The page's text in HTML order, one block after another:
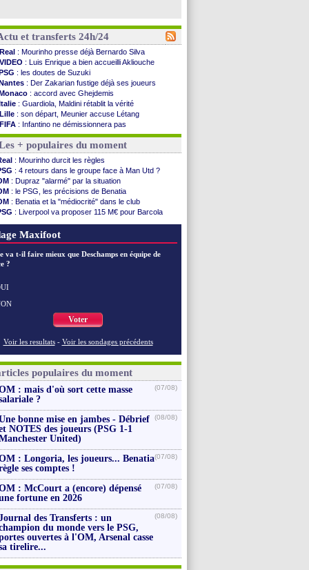
et transferts 24h/24
Real : Mourinho presse déjà Bernardo Silva
VIDEO : Luis Enrique a bien accueilli Akliouche
: les doutes de Suzuki
: Der Zakarian fustige déjà ses joueurs
: accord avec Ghejdemis
: Guardiola, Maldini rétablit la vérité
Lille : son départ, Meunier accuse Létang
FIFA : Infantino ne démissionnera pas
Barça: Flick esquive pour Ferran Torres
Liverpool: Araujo, une option d'achat à 55 M€
Lens: inquiétude pour Édouard
Man Utd: Vitek vendu à Middlesbrough (off.)
PSV : Sano recruté pour 14,5 M€ (officiel)
OM : Coventry pense à Angel Gomes
: Rafel Pol satisfait des progrès
: le Barça vainqueur puis battu
: Calhanoglu prêt à prolonger
: le classement complet
: Le Havre renversé par Oviedo
+ populaires du moment
: Mourinho durcit les règles
: 4 retours dans le groupe face à Man Utd ?
: Dupraz "alarmé" par la situation
: le PSG, les précisions de Benatia
: Benatia et la "médiocrité" dans le club
: Liverpool va proposer 115 M€ pour Barcola
: Côme pousse pour Gouiri
Maxifoot
va t-il faire mieux que Deschamps en équipe de
?
Voter
Voir les resultats - Voir les sondages précédents
populaires du moment
: mais d'où sort cette masse
?
(07/08)
bonne mise en jambes - Débrief
NOTES des joueurs (PSG 1-1
United)
(08/08)
: Longoria, les joueurs... Benatia
ses comptes !
(07/08)
: McCourt a (encore) dépensé
fortune en 2026
(07/08)
des Transferts : un
du monde vers le PSG,
ouvertes à l'OM, Arsenal casse
tirelire...
(08/08)